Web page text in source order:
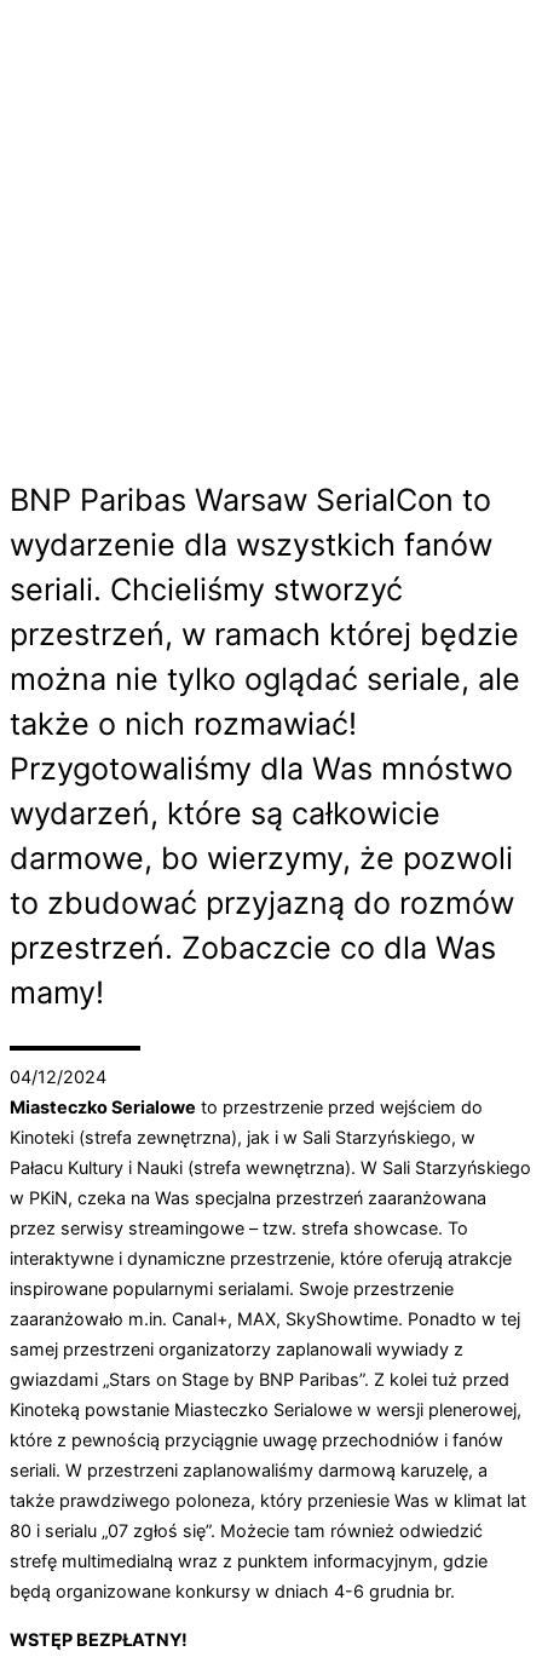
BNP Paribas Warsaw SerialCon to
wydarzenie dla wszystkich fanów
seriali. Chcieliśmy stworzyć
przestrzeń, w ramach której będzie
można nie tylko oglądać seriale, ale
także o nich rozmawiać!
Przygotowaliśmy dla Was mnóstwo
wydarzeń, które są całkowicie
darmowe, bo wierzymy, że pozwoli
to zbudować przyjazną do rozmów
przestrzeń. Zobaczcie co dla Was
mamy!
04/12/2024
Miasteczko Serialowe to przestrzenie przed wejściem do
Kinoteki (strefa zewnętrzna), jak i w Sali Starzyńskiego, w
Pałacu Kultury i Nauki (strefa wewnętrzna). W Sali Starzyńskiego
w PKiN, czeka na Was specjalna przestrzeń zaaranżowana
przez serwisy streamingowe – tzw. strefa showcase. To
interaktywne i dynamiczne przestrzenie, które oferują atrakcje
inspirowane popularnymi serialami. Swoje przestrzenie
zaaranżowało m.in. Canal+, MAX, SkyShowtime. Ponadto w tej
samej przestrzeni organizatorzy zaplanowali wywiady z
gwiazdami „Stars on Stage by BNP Paribas”. Z kolei tuż przed
Kinoteką powstanie Miasteczko Serialowe w wersji plenerowej,
które z pewnością przyciągnie uwagę przechodniów i fanów
seriali. W przestrzeni zaplanowaliśmy darmową karuzelę, a
także prawdziwego poloneza, który przeniesie Was w klimat lat
80 i serialu „07 zgłoś się”. Możecie tam również odwiedzić
strefę multimedialną wraz z punktem informacyjnym, gdzie
będą organizowane konkursy w dniach 4-6 grudnia br.
WSTĘP BEZPŁATNY!